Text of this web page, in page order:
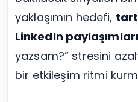
yaklaşımın hedefi,
LinkedIn paylaşımları
yazsam?” stresini
bir etkileşim ritmi